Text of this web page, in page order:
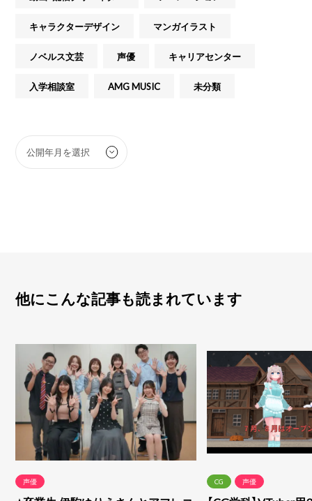
キャラクターデザイン マンガイラスト
ノベルス文芸 声優 キャリアセンター
入学相談室 AMG MUSIC 未分類
他にこんな記事も読まれています
声優 CG 声優